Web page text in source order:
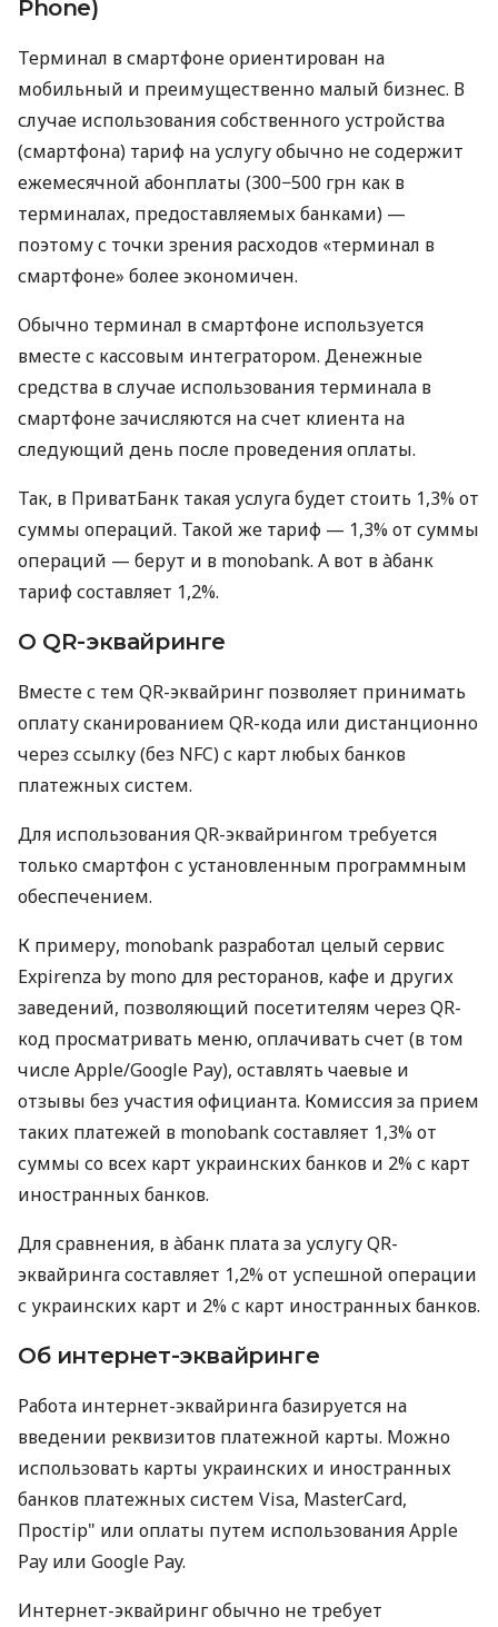
Phone)
Терминал в смартфоне ориентирован на
мобильный и преимущественно малый бизнес. В
случае использования собственного устройства
(смартфона) тариф на услугу обычно не содержит
ежемесячной абонплаты (300−500 грн как в
терминалах, предоставляемых банками) —
поэтому с точки зрения расходов «терминал в
смартфоне» более экономичен.
Обычно терминал в смартфоне используется
вместе с кассовым интегратором. Денежные
средства в случае использования терминала в
смартфоне зачисляются на счет клиента на
следующий день после проведения оплаты.
Так, в ПриватБанк такая услуга будет стоить 1,3% от
суммы операций. Такой же тариф — 1,3% от суммы
операций — берут и в monobank. А вот в àбанк
тариф составляет 1,2%.
О QR-эквайринге
Вместе с тем QR-эквайринг позволяет принимать
оплату сканированием QR-кода или дистанционно
через ссылку (без NFC) с карт любых банков
платежных систем.
Для использования QR-эквайрингом требуется
только смартфон с установленным программным
обеспечением.
К примеру, monobank разработал целый сервис
Expirenza by mono для ресторанов, кафе и других
заведений, позволяющий посетителям через QR-
код просматривать меню, оплачивать счет (в том
числе Apple/Google Pay), оставлять чаевые и
отзывы без участия официанта. Комиссия за прием
таких платежей в monobank составляет 1,3% от
суммы со всех карт украинских банков и 2% с карт
иностранных банков.
Для сравнения, в àбанк плата за услугу QR-
эквайринга составляет 1,2% от успешной операции
с украинских карт и 2% с карт иностранных банков.
Об интернет-эквайринге
Работа интернет-эквайринга базируется на
введении реквизитов платежной карты. Можно
использовать карты украинских и иностранных
банков платежных систем Visa, MasterCard,
Простір" или оплаты путем использования Apple
Pay или Google Pay.
Интернет-эквайринг обычно не требует